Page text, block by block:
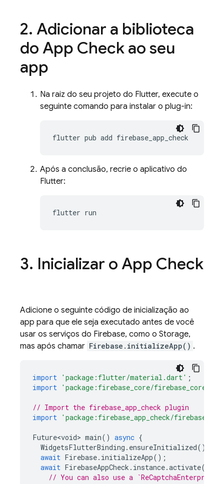
2. Adicionar a biblioteca
do App Check ao seu
app
Na raiz do seu projeto do Flutter, execute o
seguinte comando para instalar o plug-in:
flutter pub add
Após a conclusão, recrie o aplicativo do
Flutter:
flutter
3. Inicializar o App Check
Adicione o seguinte código de inicialização ao
app para que ele seja executado antes de você
usar os serviços do Firebase, como o Storage,
mas após chamar Firebase.initializeApp() .
import 'package:flutter/material.dart' ;
import 'package:firebase_core/
// Import the firebase_app_check plugin
import 'package:firebase_app_check/
Future<void> main() async {
WidgetsFlutterBinding . ensureInitialized();
await Firebase. initializeApp();
await FirebaseAppCheck . instance.activate(
// You can also use a